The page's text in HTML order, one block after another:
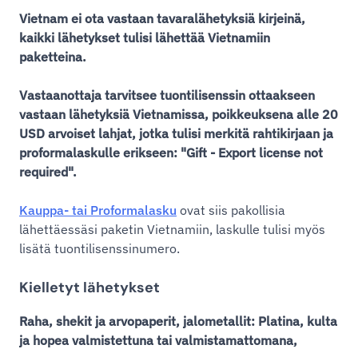
Vietnam ei ota vastaan tavaralähetyksiä kirjeinä,
kaikki lähetykset tulisi lähettää Vietnamiin
paketteina.
Vastaanottaja tarvitsee tuontilisenssin ottaakseen
vastaan lähetyksiä Vietnamissa, poikkeuksena alle 20
USD arvoiset lahjat, jotka tulisi merkitä rahtikirjaan ja
proformalaskulle erikseen: "Gift - Export license not
required".
Kauppa- tai Proformalasku ovat siis pakollisia
lähettäessäsi paketin Vietnamiin, laskulle tulisi myös
lisätä tuontilisenssinumero.
Kielletyt lähetykset
Raha, shekit ja arvopaperit, jalometallit: Platina, kulta
ja hopea valmistettuna tai valmistamattomana,